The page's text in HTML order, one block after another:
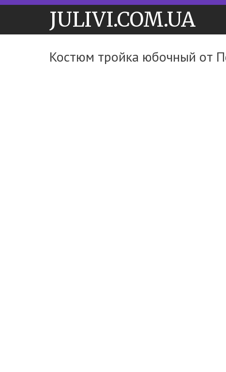
JULIVI.COM.UA
Костюм тройка юбочный от